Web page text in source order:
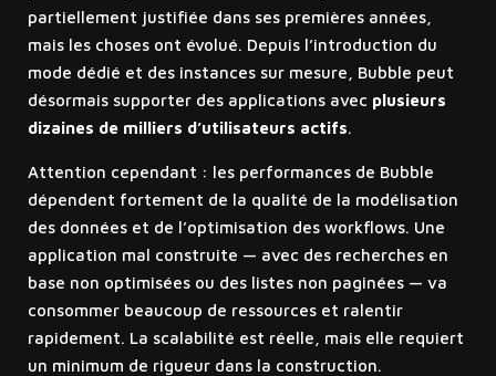
partiellement justifiée dans ses premières années,
mais les choses ont évolué. Depuis l’introduction du
mode dédié et des instances sur mesure, Bubble peut
désormais supporter des applications avec plusieurs
dizaines de milliers d’utilisateurs actifs.
Attention cependant : les performances de Bubble
dépendent fortement de la qualité de la modélisation
des données et de l’optimisation des workflows. Une
application mal construite — avec des recherches en
base non optimisées ou des listes non paginées — va
consommer beaucoup de ressources et ralentir
rapidement. La scalabilité est réelle, mais elle requiert
un minimum de rigueur dans la construction.